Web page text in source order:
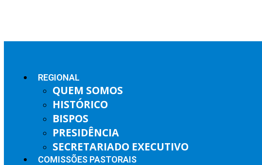
REGIONAL
QUEM SOMOS
HISTÓRICO
BISPOS
PRESIDÊNCIA
SECRETARIADO EXECUTIVO
COMISSÕES PASTORAIS